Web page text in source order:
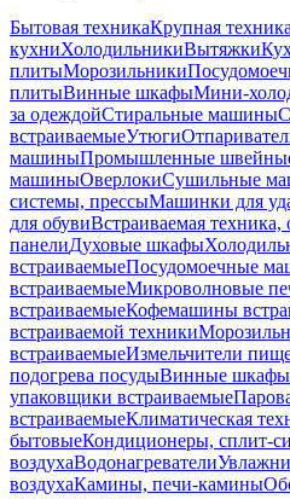
Бытовая техникаКрупная
кухниХолодильникиВытяжки
плитыМорозильники
плитыВинные шкафыМини-
за одеждойСтиральные машины
встраиваемыеУтюги
машиныПромышленные
машиныОверлокиСушильные
системы, прессыМашинки для
для обувиВстраиваемая техника,
панелиДуховые шкафы
встраиваемыеПосудомоечные
встраиваемыеМикроволновые
встраиваемыеКофемашины
встраиваемой техники
встраиваемыеИзмельчители
подогрева посудыВинные шкафы
упаковщики встраиваемые
встраиваемыеКлиматическая
бытовыеКондиционеры, сплит-
воздухаВодонагреватели
воздухаКамины, печи-камины